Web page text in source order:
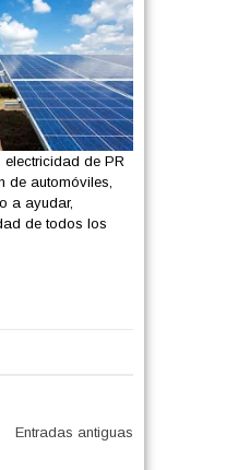
de PR
de automóviles,
a ayudar,
de todos los
Entradas antiguas